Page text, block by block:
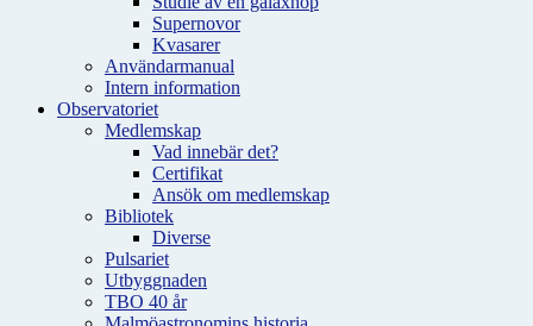
Supernovor
Kvasarer
Användarmanual
Intern information
Observatoriet
Medlemskap
Vad innebär det?
Certifikat
Ansök om medlemskap
Bibliotek
Diverse
Pulsariet
Utbyggnaden
TBO 40 år